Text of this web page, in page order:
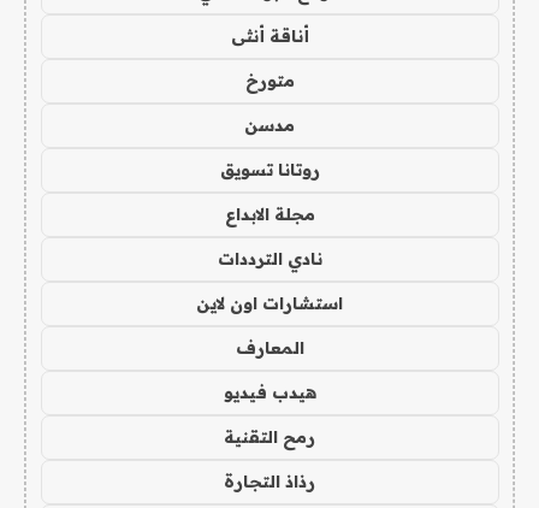
أناقة أنثى
متورخ
مدسن
روتانا تسويق
مجلة الابداع
نادي الترددات
استشارات اون لاين
المعارف
هيدب فيديو
رمح التقنية
رذاذ التجارة